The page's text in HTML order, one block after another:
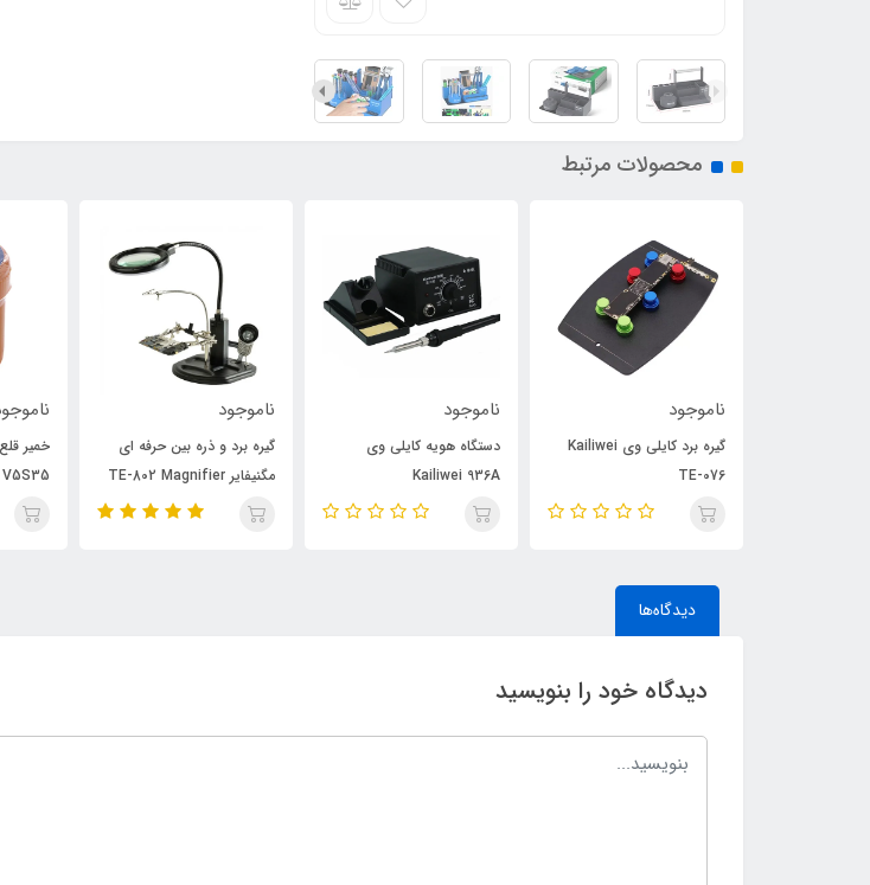
محصولات مرتبط
ناموجود
گیره برد کایلی وی Kailiwei
TE-076
ناموجود
دستگاه هویه کایلی وی
Kailiwei 936A
ناموجود
گیره برد و ذره بین حرفه ای
مگنیفایر TE-802 Magnifier
دیدگاه‌ها
دیدگاه خود را بنویسید